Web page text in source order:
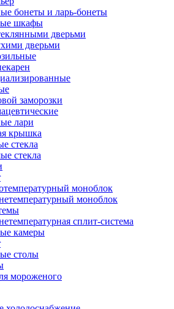
бонеты и ларь-бонеты
шкафы
дверьми
дверьми
заморозки
лари
крышка
стекла
стекла
моноблок
моноблок
сплит-система
камеры
столы
мороженого